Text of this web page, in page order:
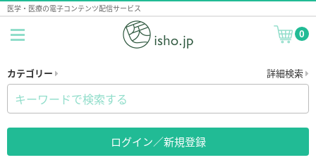
医学・医療の電子コンテンツ配信サービス
0
カテゴリー 詳細検索
ログイン／新規登録